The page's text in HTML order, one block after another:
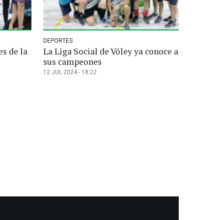
de la
DEPORTES
La Liga Social de Vóley ya conoce a
sus campeones
12 JUL 2024 - 18:22